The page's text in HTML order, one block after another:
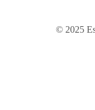
© 2025